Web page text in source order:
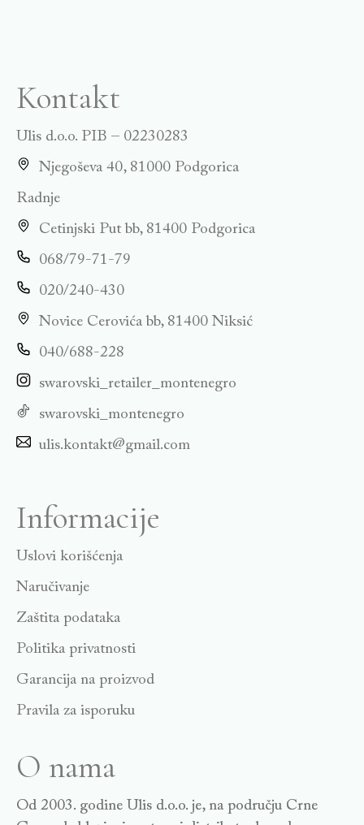
Kontakt
Ulis d.o.o. PIB – 02230283
Njegoševa 40, 81000 Podgorica
Radnje
Cetinjski Put bb, 81400 Podgorica
068/79-71-79
020/240-430
Novice Cerovića bb, 81400 Niksić
040/688-228
swarovski_retailer_montenegro
swarovski_montenegro
ulis.kontakt@gmail.com
Informacije
Uslovi korišćenja
Naručivanje
Zaštita podataka
Politika privatnosti
Garancija na proizvod
Pravila za isporuku
O nama
Od 2003. godine Ulis d.o.o. je, na području Crne